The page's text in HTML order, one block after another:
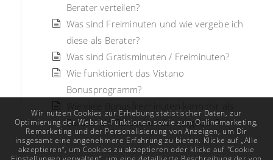
Berater verteilen?
Was sind Freiminuten und wie vergebe ich
diese als Berater?
Was sind Gratisminuten / Freiminuten?
Wie funktioniert das Vistano
Bonusprogramm?
Berater ein Ratsuchender vergeben?
Wir nutzen Cookies zur Erhebung statistischer Daten, zur
Optimierung der Website-Funktionen sowie zum Onlinemarketing,
Remarketing und der Personalisierung von Anzeigen, um Dir
insgesamt eine angenehmere Erfahrung zu bieten. Klicke auf „Alle
akzeptieren“, um Cookies zu akzeptieren oder klicke auf "Cookie